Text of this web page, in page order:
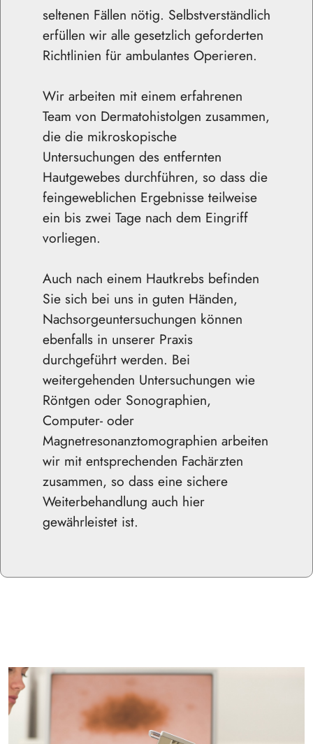
seltenen Fällen nötig. Selbstverständlich
erfüllen wir alle gesetzlich geforderten
Richtlinien für ambulantes Operieren.
Wir arbeiten mit einem erfahrenen
Team von Dermatohistolgen zusammen,
die die mikroskopische
Untersuchungen des entfernten
Hautgewebes durchführen, so dass die
feingeweblichen Ergebnisse teilweise
ein bis zwei Tage nach dem Eingriff
vorliegen.
Auch nach einem Hautkrebs befinden
Sie sich bei uns in guten Händen,
Nachsorgeuntersuchungen können
ebenfalls in unserer Praxis
durchgeführt werden. Bei
weitergehenden Untersuchungen wie
Röntgen oder Sonographien,
Computer- oder
Magnetresonanztomographien arbeiten
wir mit entsprechenden Fachärzten
zusammen, so dass eine sichere
Weiterbehandlung auch hier
gewährleistet ist.